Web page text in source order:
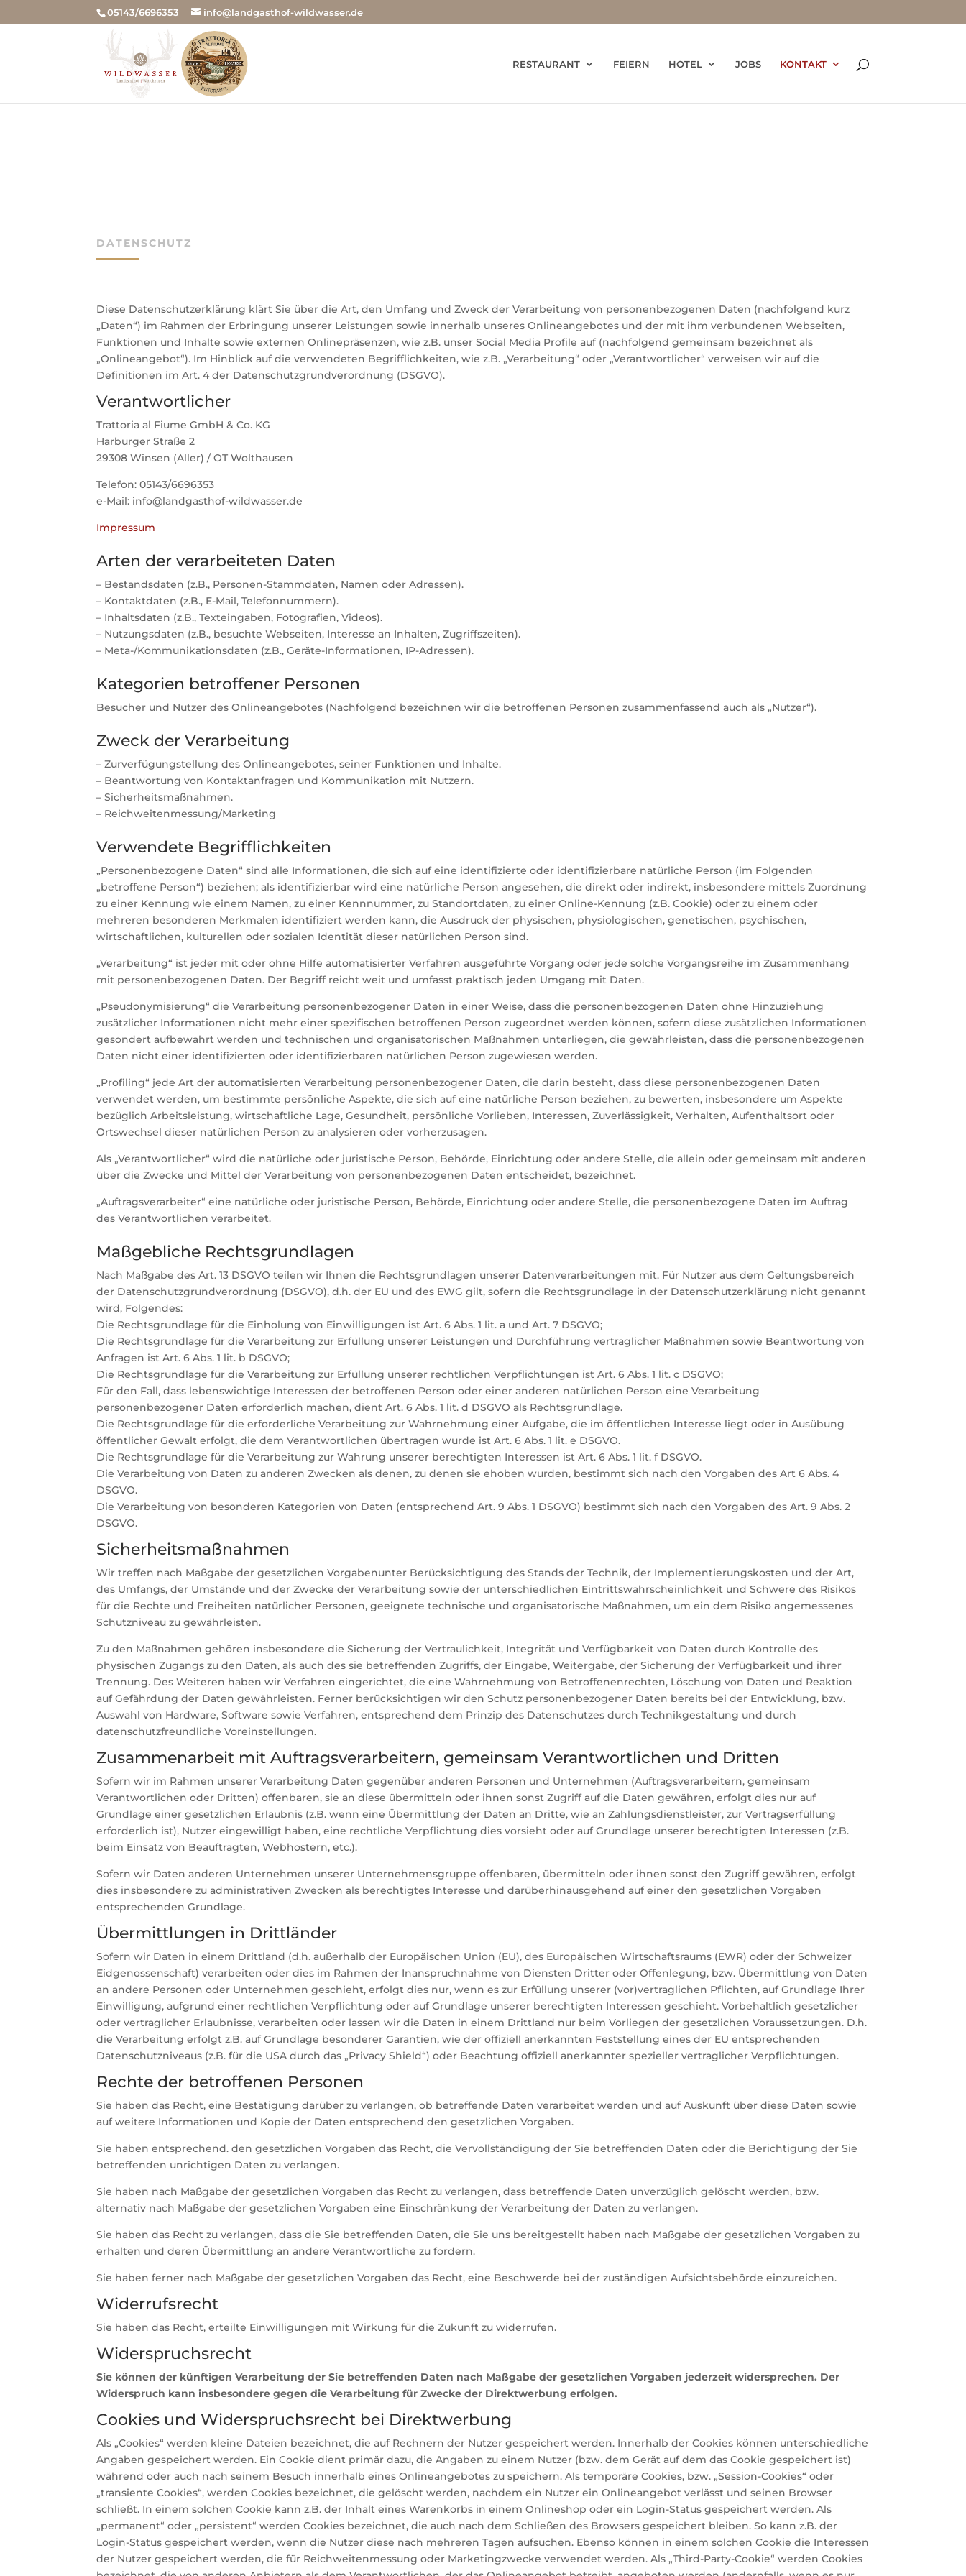
05143/6696353 info@landgasthof-wildwasser.de
RESTAURANT FEIERN HOTEL JOBS KONTAKT
DATENSCHUTZ
Diese Datenschutzerklärung klärt Sie über die Art, den Umfang und Zweck der Verarbeitung von personenbezogenen Daten (nachfolgend kurz
„Daten“) im Rahmen der Erbringung unserer Leistungen sowie innerhalb unseres Onlineangebotes und der mit ihm verbundenen Webseiten,
Funktionen und Inhalte sowie externen Onlinepräsenzen, wie z.B. unser Social Media Profile auf (nachfolgend gemeinsam bezeichnet als
„Onlineangebot“). Im Hinblick auf die verwendeten Begrifflichkeiten, wie z.B. „Verarbeitung“ oder „Verantwortlicher“ verweisen wir auf die
Definitionen im Art. 4 der Datenschutzgrundverordnung (DSGVO).
Verantwortlicher
Trattoria al Fiume GmbH & Co. KG
Harburger Straße 2
29308 Winsen (Aller) / OT Wolthausen
Telefon: 05143/6696353
e-Mail: info@landgasthof-wildwasser.de
Impressum
Arten der verarbeiteten Daten
– Bestandsdaten (z.B., Personen-Stammdaten, Namen oder Adressen).
– Kontaktdaten (z.B., E-Mail, Telefonnummern).
– Inhaltsdaten (z.B., Texteingaben, Fotografien, Videos).
– Nutzungsdaten (z.B., besuchte Webseiten, Interesse an Inhalten, Zugriffszeiten).
– Meta-/Kommunikationsdaten (z.B., Geräte-Informationen, IP-Adressen).
Kategorien betroffener Personen
Besucher und Nutzer des Onlineangebotes (Nachfolgend bezeichnen wir die betroffenen Personen zusammenfassend auch als „Nutzer“).
Zweck der Verarbeitung
– Zurverfügungstellung des Onlineangebotes, seiner Funktionen und Inhalte.
– Beantwortung von Kontaktanfragen und Kommunikation mit Nutzern.
– Sicherheitsmaßnahmen.
– Reichweitenmessung/Marketing
Verwendete Begrifflichkeiten
„Personenbezogene Daten“ sind alle Informationen, die sich auf eine identifizierte oder identifizierbare natürliche Person (im Folgenden
„betroffene Person“) beziehen; als identifizierbar wird eine natürliche Person angesehen, die direkt oder indirekt, insbesondere mittels Zuordnung
zu einer Kennung wie einem Namen, zu einer Kennnummer, zu Standortdaten, zu einer Online-Kennung (z.B. Cookie) oder zu einem oder
mehreren besonderen Merkmalen identifiziert werden kann, die Ausdruck der physischen, physiologischen, genetischen, psychischen,
wirtschaftlichen, kulturellen oder sozialen Identität dieser natürlichen Person sind.
„Verarbeitung“ ist jeder mit oder ohne Hilfe automatisierter Verfahren ausgeführte Vorgang oder jede solche Vorgangsreihe im Zusammenhang
mit personenbezogenen Daten. Der Begriff reicht weit und umfasst praktisch jeden Umgang mit Daten.
„Pseudonymisierung“ die Verarbeitung personenbezogener Daten in einer Weise, dass die personenbezogenen Daten ohne Hinzuziehung
zusätzlicher Informationen nicht mehr einer spezifischen betroffenen Person zugeordnet werden können, sofern diese zusätzlichen Informationen
gesondert aufbewahrt werden und technischen und organisatorischen Maßnahmen unterliegen, die gewährleisten, dass die personenbezogenen
Daten nicht einer identifizierten oder identifizierbaren natürlichen Person zugewiesen werden.
„Profiling“ jede Art der automatisierten Verarbeitung personenbezogener Daten, die darin besteht, dass diese personenbezogenen Daten
verwendet werden, um bestimmte persönliche Aspekte, die sich auf eine natürliche Person beziehen, zu bewerten, insbesondere um Aspekte
bezüglich Arbeitsleistung, wirtschaftliche Lage, Gesundheit, persönliche Vorlieben, Interessen, Zuverlässigkeit, Verhalten, Aufenthaltsort oder
Ortswechsel dieser natürlichen Person zu analysieren oder vorherzusagen.
Als „Verantwortlicher“ wird die natürliche oder juristische Person, Behörde, Einrichtung oder andere Stelle, die allein oder gemeinsam mit anderen
über die Zwecke und Mittel der Verarbeitung von personenbezogenen Daten entscheidet, bezeichnet.
„Auftragsverarbeiter“ eine natürliche oder juristische Person, Behörde, Einrichtung oder andere Stelle, die personenbezogene Daten im Auftrag
des Verantwortlichen verarbeitet.
Maßgebliche Rechtsgrundlagen
Nach Maßgabe des Art. 13 DSGVO teilen wir Ihnen die Rechtsgrundlagen unserer Datenverarbeitungen mit. Für Nutzer aus dem Geltungsbereich
der Datenschutzgrundverordnung (DSGVO), d.h. der EU und des EWG gilt, sofern die Rechtsgrundlage in der Datenschutzerklärung nicht genannt
wird, Folgendes:
Die Rechtsgrundlage für die Einholung von Einwilligungen ist Art. 6 Abs. 1 lit. a und Art. 7 DSGVO;
Die Rechtsgrundlage für die Verarbeitung zur Erfüllung unserer Leistungen und Durchführung vertraglicher Maßnahmen sowie Beantwortung von
Anfragen ist Art. 6 Abs. 1 lit. b DSGVO;
Die Rechtsgrundlage für die Verarbeitung zur Erfüllung unserer rechtlichen Verpflichtungen ist Art. 6 Abs. 1 lit. c DSGVO;
Für den Fall, dass lebenswichtige Interessen der betroffenen Person oder einer anderen natürlichen Person eine Verarbeitung
personenbezogener Daten erforderlich machen, dient Art. 6 Abs. 1 lit. d DSGVO als Rechtsgrundlage.
Die Rechtsgrundlage für die erforderliche Verarbeitung zur Wahrnehmung einer Aufgabe, die im öffentlichen Interesse liegt oder in Ausübung
öffentlicher Gewalt erfolgt, die dem Verantwortlichen übertragen wurde ist Art. 6 Abs. 1 lit. e DSGVO.
Die Rechtsgrundlage für die Verarbeitung zur Wahrung unserer berechtigten Interessen ist Art. 6 Abs. 1 lit. f DSGVO.
Die Verarbeitung von Daten zu anderen Zwecken als denen, zu denen sie ehoben wurden, bestimmt sich nach den Vorgaben des Art 6 Abs. 4
DSGVO.
Die Verarbeitung von besonderen Kategorien von Daten (entsprechend Art. 9 Abs. 1 DSGVO) bestimmt sich nach den Vorgaben des Art. 9 Abs. 2
DSGVO.
Sicherheitsmaßnahmen
Wir treffen nach Maßgabe der gesetzlichen Vorgabenunter Berücksichtigung des Stands der Technik, der Implementierungskosten und der Art,
des Umfangs, der Umstände und der Zwecke der Verarbeitung sowie der unterschiedlichen Eintrittswahrscheinlichkeit und Schwere des Risikos
für die Rechte und Freiheiten natürlicher Personen, geeignete technische und organisatorische Maßnahmen, um ein dem Risiko angemessenes
Schutzniveau zu gewährleisten.
Zu den Maßnahmen gehören insbesondere die Sicherung der Vertraulichkeit, Integrität und Verfügbarkeit von Daten durch Kontrolle des
physischen Zugangs zu den Daten, als auch des sie betreffenden Zugriffs, der Eingabe, Weitergabe, der Sicherung der Verfügbarkeit und ihrer
Trennung. Des Weiteren haben wir Verfahren eingerichtet, die eine Wahrnehmung von Betroffenenrechten, Löschung von Daten und Reaktion
auf Gefährdung der Daten gewährleisten. Ferner berücksichtigen wir den Schutz personenbezogener Daten bereits bei der Entwicklung, bzw.
Auswahl von Hardware, Software sowie Verfahren, entsprechend dem Prinzip des Datenschutzes durch Technikgestaltung und durch
datenschutzfreundliche Voreinstellungen.
Zusammenarbeit mit Auftragsverarbeitern, gemeinsam Verantwortlichen und Dritten
Sofern wir im Rahmen unserer Verarbeitung Daten gegenüber anderen Personen und Unternehmen (Auftragsverarbeitern, gemeinsam
Verantwortlichen oder Dritten) offenbaren, sie an diese übermitteln oder ihnen sonst Zugriff auf die Daten gewähren, erfolgt dies nur auf
Grundlage einer gesetzlichen Erlaubnis (z.B. wenn eine Übermittlung der Daten an Dritte, wie an Zahlungsdienstleister, zur Vertragserfüllung
erforderlich ist), Nutzer eingewilligt haben, eine rechtliche Verpflichtung dies vorsieht oder auf Grundlage unserer berechtigten Interessen (z.B.
beim Einsatz von Beauftragten, Webhostern, etc.).
Sofern wir Daten anderen Unternehmen unserer Unternehmensgruppe offenbaren, übermitteln oder ihnen sonst den Zugriff gewähren, erfolgt
dies insbesondere zu administrativen Zwecken als berechtigtes Interesse und darüberhinausgehend auf einer den gesetzlichen Vorgaben
entsprechenden Grundlage.
Übermittlungen in Drittländer
Sofern wir Daten in einem Drittland (d.h. außerhalb der Europäischen Union (EU), des Europäischen Wirtschaftsraums (EWR) oder der Schweizer
Eidgenossenschaft) verarbeiten oder dies im Rahmen der Inanspruchnahme von Diensten Dritter oder Offenlegung, bzw. Übermittlung von Daten
an andere Personen oder Unternehmen geschieht, erfolgt dies nur, wenn es zur Erfüllung unserer (vor)vertraglichen Pflichten, auf Grundlage Ihrer
Einwilligung, aufgrund einer rechtlichen Verpflichtung oder auf Grundlage unserer berechtigten Interessen geschieht. Vorbehaltlich gesetzlicher
oder vertraglicher Erlaubnisse, verarbeiten oder lassen wir die Daten in einem Drittland nur beim Vorliegen der gesetzlichen Voraussetzungen. D.h.
die Verarbeitung erfolgt z.B. auf Grundlage besonderer Garantien, wie der offiziell anerkannten Feststellung eines der EU entsprechenden
Datenschutzniveaus (z.B. für die USA durch das „Privacy Shield“) oder Beachtung offiziell anerkannter spezieller vertraglicher Verpflichtungen.
Rechte der betroffenen Personen
Sie haben das Recht, eine Bestätigung darüber zu verlangen, ob betreffende Daten verarbeitet werden und auf Auskunft über diese Daten sowie
auf weitere Informationen und Kopie der Daten entsprechend den gesetzlichen Vorgaben.
Sie haben entsprechend. den gesetzlichen Vorgaben das Recht, die Vervollständigung der Sie betreffenden Daten oder die Berichtigung der Sie
betreffenden unrichtigen Daten zu verlangen.
Sie haben nach Maßgabe der gesetzlichen Vorgaben das Recht zu verlangen, dass betreffende Daten unverzüglich gelöscht werden, bzw.
alternativ nach Maßgabe der gesetzlichen Vorgaben eine Einschränkung der Verarbeitung der Daten zu verlangen.
Sie haben das Recht zu verlangen, dass die Sie betreffenden Daten, die Sie uns bereitgestellt haben nach Maßgabe der gesetzlichen Vorgaben zu
erhalten und deren Übermittlung an andere Verantwortliche zu fordern.
Sie haben ferner nach Maßgabe der gesetzlichen Vorgaben das Recht, eine Beschwerde bei der zuständigen Aufsichtsbehörde einzureichen.
Widerrufsrecht
Sie haben das Recht, erteilte Einwilligungen mit Wirkung für die Zukunft zu widerrufen.
Widerspruchsrecht
Sie können der künftigen Verarbeitung der Sie betreffenden Daten nach Maßgabe der gesetzlichen Vorgaben jederzeit widersprechen. Der
Widerspruch kann insbesondere gegen die Verarbeitung für Zwecke der Direktwerbung erfolgen.
Cookies und Widerspruchsrecht bei Direktwerbung
Als „Cookies“ werden kleine Dateien bezeichnet, die auf Rechnern der Nutzer gespeichert werden. Innerhalb der Cookies können unterschiedliche
Angaben gespeichert werden. Ein Cookie dient primär dazu, die Angaben zu einem Nutzer (bzw. dem Gerät auf dem das Cookie gespeichert ist)
während oder auch nach seinem Besuch innerhalb eines Onlineangebotes zu speichern. Als temporäre Cookies, bzw. „Session-Cookies“ oder
„transiente Cookies“, werden Cookies bezeichnet, die gelöscht werden, nachdem ein Nutzer ein Onlineangebot verlässt und seinen Browser
schließt. In einem solchen Cookie kann z.B. der Inhalt eines Warenkorbs in einem Onlineshop oder ein Login-Status gespeichert werden. Als
„permanent“ oder „persistent“ werden Cookies bezeichnet, die auch nach dem Schließen des Browsers gespeichert bleiben. So kann z.B. der
Login-Status gespeichert werden, wenn die Nutzer diese nach mehreren Tagen aufsuchen. Ebenso können in einem solchen Cookie die Interessen
der Nutzer gespeichert werden, die für Reichweitenmessung oder Marketingzwecke verwendet werden. Als „Third-Party-Cookie“ werden Cookies